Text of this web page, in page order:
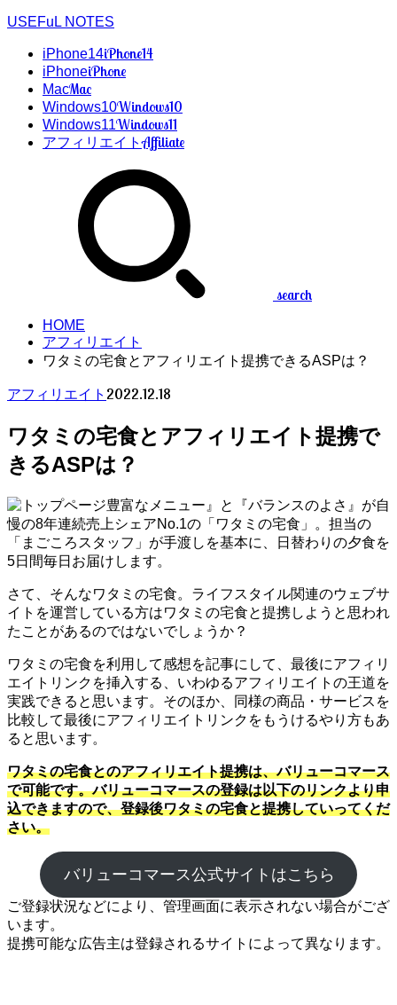
USEFuL NOTES
iPhone14iPhone14
iPhoneiPhone
MacMac
Windows10Windows10
Windows11Windows11
アフィリエイトAffiliate
search
HOME
アフィリエイト
ワタミの宅食とアフィリエイト提携できるASPは？
アフィリエイト 2022.12.18
ワタミの宅食とアフィリエイト提携で
きるASPは？
豊富なメニュー』と『バランスのよさ』が自
慢の8年連続売上シェアNo.1の「ワタミの宅食」。担当の
「まごころスタッフ」が手渡しを基本に、日替わりの夕食を
5日間毎日お届けします。
さて、そんなワタミの宅食。ライフスタイル関連のウェブサ
イトを運営している方はワタミの宅食と提携しようと思われ
たことがあるのではないでしょうか？
ワタミの宅食を利用して感想を記事にして、最後にアフィリ
エイトリンクを挿入する、いわゆるアフィリエイトの王道を
実践できると思います。そのほか、同様の商品・サービスを
比較して最後にアフィリエイトリンクをもうけるやり方もあ
ると思います。
ワタミの宅食とのアフィリエイト提携は、バリューコマース
で可能です。バリューコマースの登録は以下のリンクより申
込できますので、登録後ワタミの宅食と提携していってくだ
さい。
バリューコマース公式サイトはこちら
ご登録状況などにより、管理画面に表示されない場合がござ
います。
提携可能な広告主は登録されるサイトによって異なります。